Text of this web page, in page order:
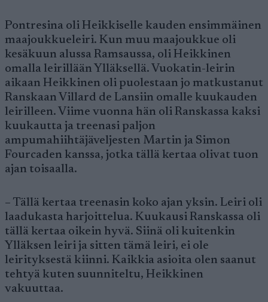
Pontresina oli Heikkiselle kauden ensimmäinen
maajoukkueleiri. Kun muu maajoukkue oli
kesäkuun alussa Ramsaussa, oli Heikkinen
omalla leirillään Ylläksellä. Vuokatin-leirin
aikaan Heikkinen oli puolestaan jo matkustanut
Ranskaan Villard de Lansiin omalle kuukauden
leirilleen. Viime vuonna hän oli Ranskassa kaksi
kuukautta ja treenasi paljon
ampumahiihtäjäveljesten Martin ja Simon
Fourcaden kanssa, jotka tällä kertaa olivat tuon
ajan toisaalla.
– Tällä kertaa treenasin koko ajan yksin. Leiri oli
laadukasta harjoittelua. Kuukausi Ranskassa oli
tällä kertaa oikein hyvä. Siinä oli kuitenkin
Ylläksen leiri ja sitten tämä leiri, ei ole
leirityksestä kiinni. Kaikkia asioita olen saanut
tehtyä kuten suunniteltu, Heikkinen
vakuuttaa.